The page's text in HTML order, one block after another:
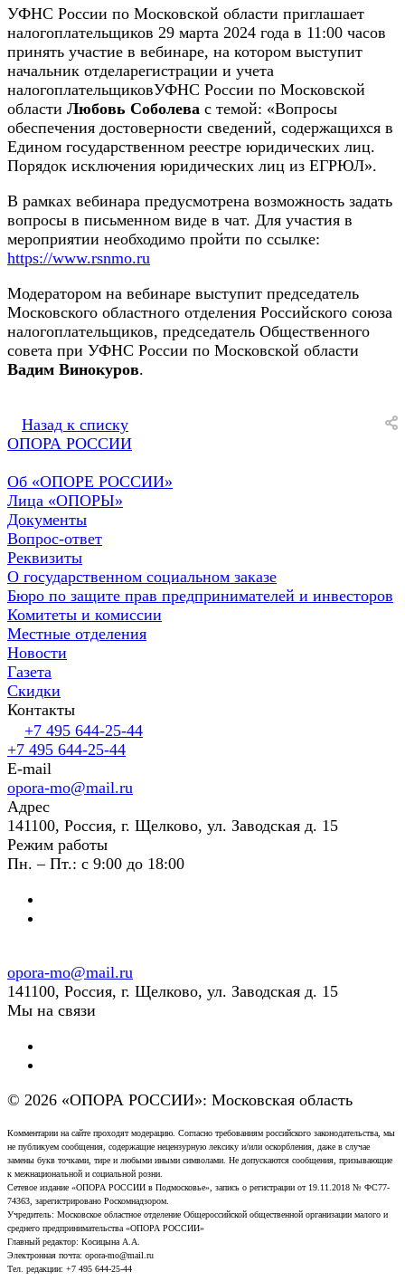
УФНС России по Московской области приглашает
налогоплательщиков 29 марта 2024 года в 11:00 часов
принять участие в вебинаре, на котором выступит
начальник отделарегистрации и учета
налогоплательщиковУФНС России по Московской
области Любовь Соболева с темой: «Вопросы
обеспечения достоверности сведений, содержащихся в
Едином государственном реестре юридических лиц.
Порядок исключения юридических лиц из ЕГРЮЛ».
В рамках вебинара предусмотрена возможность задать
вопросы в письменном виде в чат. Для участия в
мероприятии необходимо пройти по ссылке:
https://www.rsnmo.ru
Модератором на вебинаре выступит председатель
Московского областного отделения Российского союза
налогоплательщиков, председатель Общественного
совета при УФНС России по Московской области
Вадим Винокуров.
Назад к списку
ОПОРА РОССИИ
Об «ОПОРЕ РОССИИ»
Лица «ОПОРЫ»
Документы
Вопрос-ответ
Реквизиты
О государственном социальном заказе
Бюро по защите прав предпринимателей и инвесторов
Комитеты и комиссии
Местные отделения
Новости
Газета
Скидки
Контакты
+7 495 644-25-44
+7 495 644-25-44
E-mail
opora-mo@mail.ru
Адрес
141100, Россия, г. Щелково, ул. Заводская д. 15
Режим работы
Пн. – Пт.: с 9:00 до 18:00
opora-mo@mail.ru
141100, Россия, г. Щелково, ул. Заводская д. 15
Мы на связи
© 2026 «ОПОРА РОССИИ»: Московская область
Комментарии на сайте проходят модерацию. Согласно требованиям российского законодательства, мы
не публикуем сообщения, содержащие нецензурную лексику и/или оскорбления, даже в случае
замены букв точками, тире и любыми иными символами. Не допускаются сообщения, призывающие
к межнациональной и социальной розни.
Сетевое издание «ОПОРА РОССИИ в Подмосковье», запись о регистрации от 19.11.2018 № ФС77-
74363, зарегистрировано Роскомнадзором.
Учредитель: Московское областное отделение Общероссийской общественной организации малого и
среднего предпринимательства «ОПОРА РОССИИ»
Главный редактор: Косицына А.А.
Электронная почта: opora-mo@mail.ru
Тел. редакции: +7 495 644-25-44